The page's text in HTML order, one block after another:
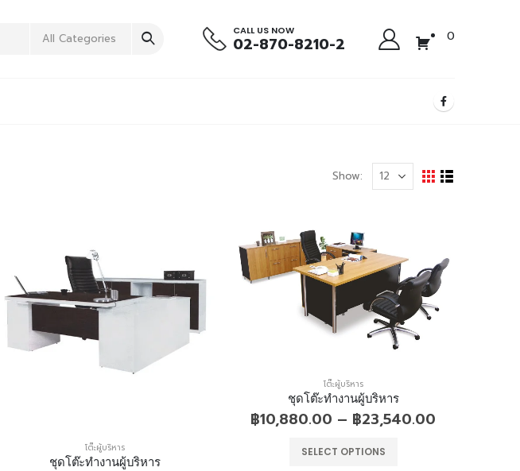
All Categories
CALL US NOW
02-870-8210-2 0
Show:
โต๊ะผู้บริหาร
ชุดโต๊ะทำงานผู้บริหาร
โต๊ะผู้บริหาร
ชุดโต๊ะทำงานผู้บริหาร
฿10,880.00 – ฿23,540.00
SELECT OPTIONS